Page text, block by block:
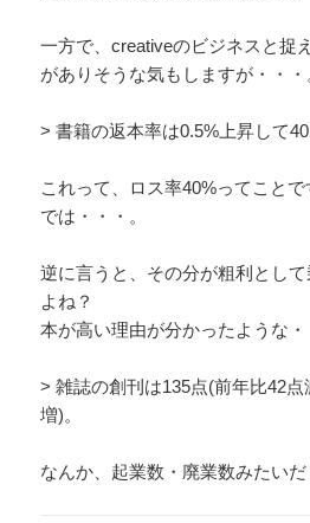
一方で、creativeのビジネスと捉
がありそうな気もしますが・・・
> 書籍の返本率は0.5%上昇して
これって、ロス率40%ってこと
では・・・。
逆に言うと、その分が粗利とし
よね？
本が高い理由が分かったような・
> 雑誌の創刊は135点(前年比42
増)。
なんか、起業数・廃業数みたいだ